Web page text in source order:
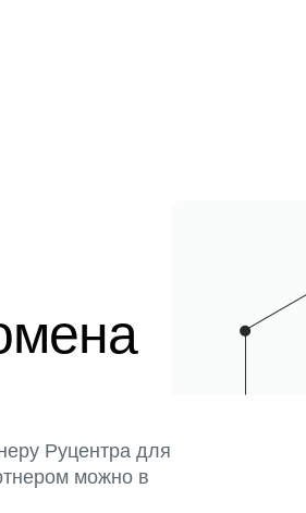
Руцентра для
можно в